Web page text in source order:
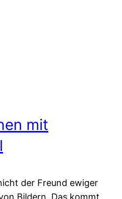
mit
der Freund ewiger
Bildern. Das kommt